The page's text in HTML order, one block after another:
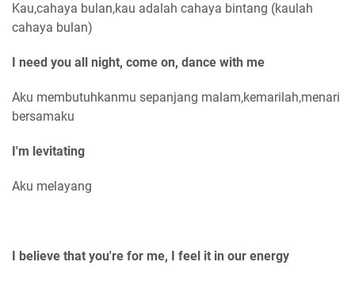
Kau,cahaya bulan,kau adalah cahaya bintang (kaulah
cahaya bulan)
I need you all night, come on, dance with me
Aku membutuhkanmu sepanjang malam,kemarilah,menari
bersamaku
I'm levitating
Aku melayang
I believe that you're for me, I feel it in our energy